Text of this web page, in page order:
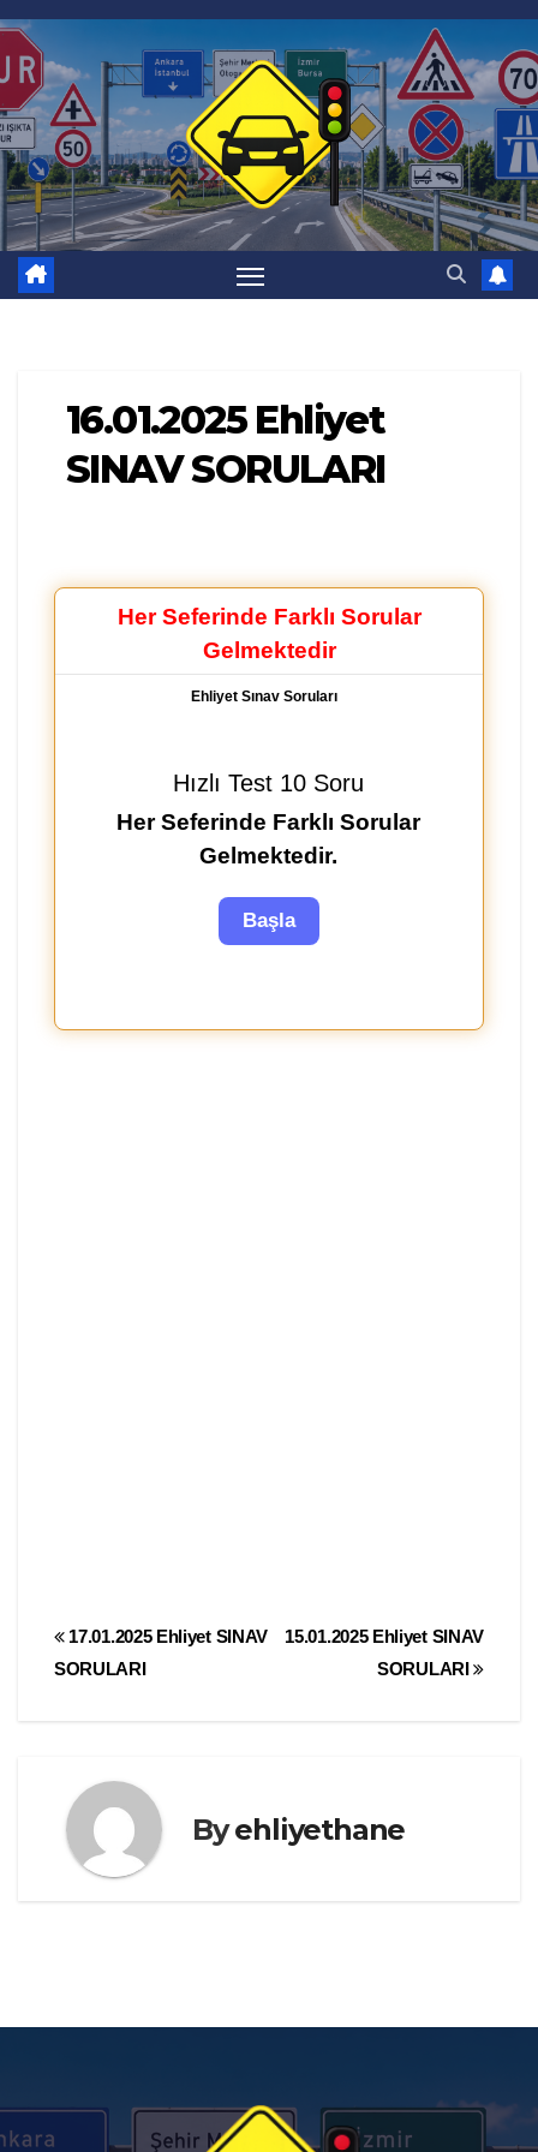
Skip
to
content
16.01.2025 Ehliyet
SINAV SORULARI
Her Seferinde Farklı Sorular
Gelmektedir
Ehliyet Sınav Soruları
Hızlı Test 10 Soru
Her Seferinde Farklı Sorular
Gelmektedir.
Yazı
15.01.2025 Ehliyet SINAV
SORULARI
17.01.2025 Ehliyet SINAV
SORULARI
Byehliyethane